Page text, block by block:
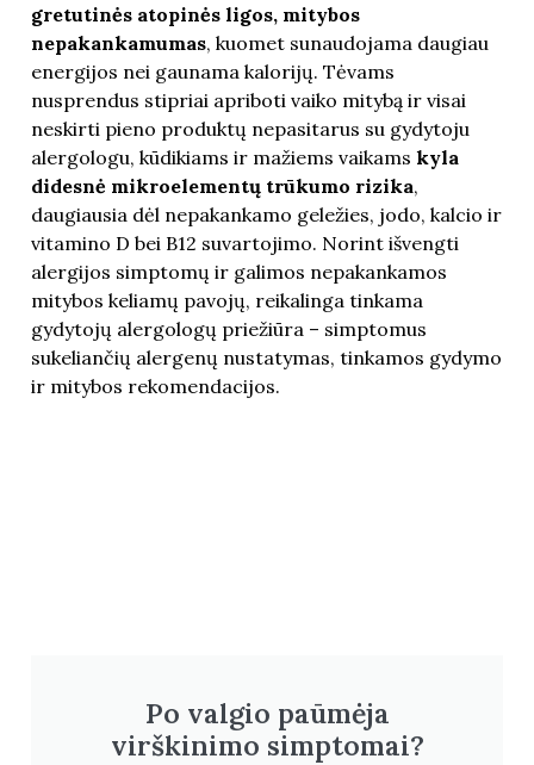
gretutinės atopinės ligos, mitybos
nepakankamumas, kuomet sunaudojama daugiau
energijos nei gaunama kalorijų. Tėvams
nusprendus stipriai apriboti vaiko mitybą ir visai
neskirti pieno produktų nepasitarus su gydytoju
alergologu, kūdikiams ir mažiems vaikams kyla
didesnė mikroelementų trūkumo rizika,
daugiausia dėl nepakankamo geležies, jodo, kalcio ir
vitamino D bei B12 suvartojimo. Norint išvengti
alergijos simptomų ir galimos nepakankamos
mitybos keliamų pavojų, reikalinga tinkama
gydytojų alergologų priežiūra – simptomus
sukeliančių alergenų nustatymas, tinkamos gydymo
ir mitybos rekomendacijos.
Po valgio paūmėja
virškinimo simptomai?